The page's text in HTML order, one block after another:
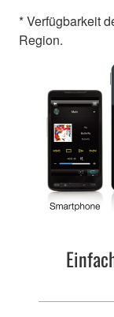
* Verfügbarkeit
Region.